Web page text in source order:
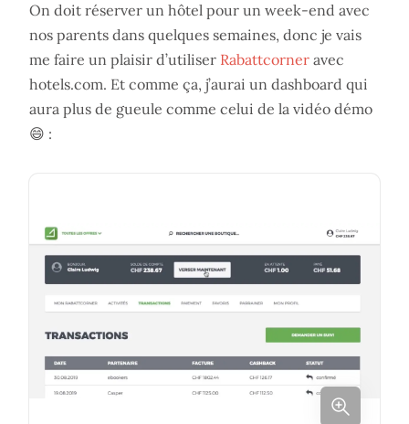
On doit réserver un hôtel pour un week-end avec
nos parents dans quelques semaines, donc je vais
me faire un plaisir d’utiliser Rabattcorner avec
hotels.com. Et comme ça, j’aurai un dashboard qui
aura plus de gueule comme celui de la vidéo démo
😄 :